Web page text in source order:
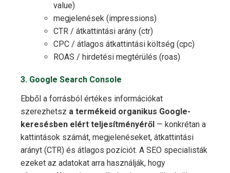
value)
megjelenések (impressions)
CTR / átkattintási arány (ctr)
CPC / átlagos átkattintási költség (cpc)
ROAS / hirdetési megtérülés (roas)
3. Google Search Console
Ebből a forrásból értékes információkat
szerezhetsz a termékeid organikus Google-
keresésben elért teljesítményéről — konkrétan a
kattintások számát, megjelenéseket, átkattintási
arányt (CTR) és átlagos pozíciót. A SEO specialisták
ezeket az adatokat arra használják, hogy